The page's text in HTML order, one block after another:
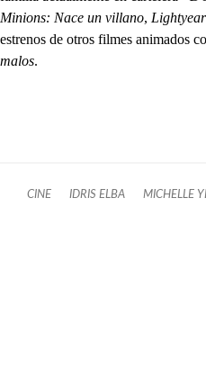
Minions: Nace un villano, Lightyear
estrenos de otros filmes animados
malos.
CINE IDRIS ELBA MICHELLE